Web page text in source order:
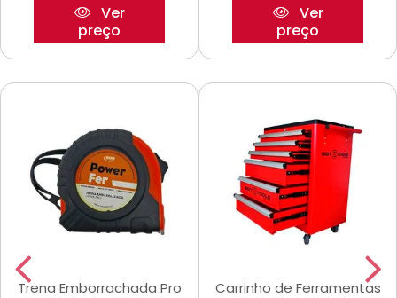
Ver
preço
Ver
preço
Trena Emborrachada Pro
Carrinho de Ferramentas